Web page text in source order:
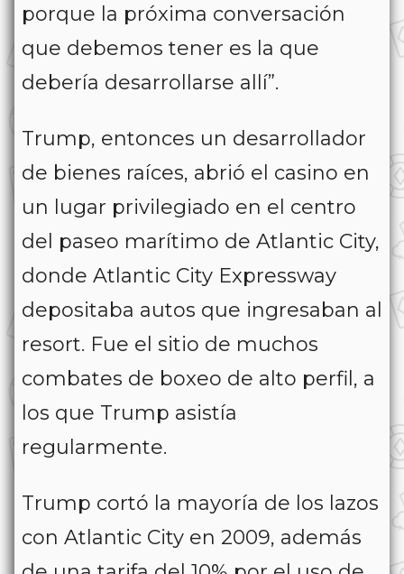
porque la próxima conversación
que debemos tener es la que
debería desarrollarse allí”.
Trump, entonces un desarrollador
de bienes raíces, abrió el casino en
un lugar privilegiado en el centro
del paseo marítimo de Atlantic City,
donde Atlantic City Expressway
depositaba autos que ingresaban al
resort. Fue el sitio de muchos
combates de boxeo de alto perfil, a
los que Trump asistía
regularmente.
Trump cortó la mayoría de los lazos
con Atlantic City en 2009, además